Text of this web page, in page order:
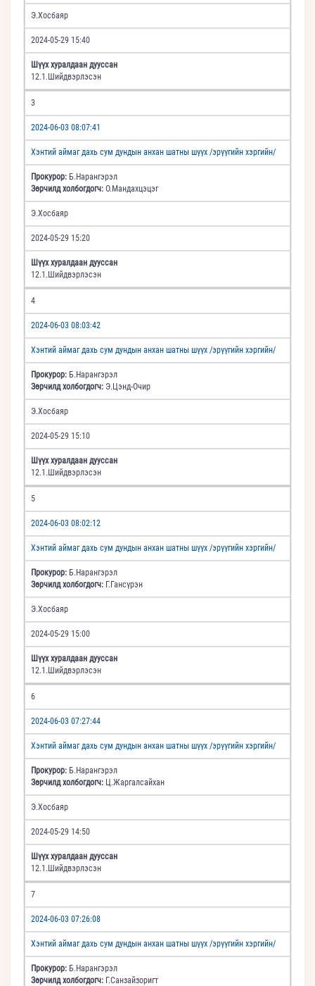
Э.Хосбаяр
2024-05-29 15:40
Шүүх хуралдаан дууссан
12.1.Шийдвэрлэсэн
3
2024-06-03 08:07:41
Хэнтий аймаг дахь сум дундын анхан шатны шүүх /эрүүгийн хэргийн/
Прокурор: Б.Нарангэрэл
Зөрчилд холбогдогч: О.Мандахцэцэг
Э.Хосбаяр
2024-05-29 15:20
Шүүх хуралдаан дууссан
12.1.Шийдвэрлэсэн
4
2024-06-03 08:03:42
Хэнтий аймаг дахь сум дундын анхан шатны шүүх /эрүүгийн хэргийн/
Прокурор: Б.Нарангэрэл
Зөрчилд холбогдогч: Э.Цэнд-Очир
Э.Хосбаяр
2024-05-29 15:10
Шүүх хуралдаан дууссан
12.1.Шийдвэрлэсэн
5
2024-06-03 08:02:12
Хэнтий аймаг дахь сум дундын анхан шатны шүүх /эрүүгийн хэргийн/
Прокурор: Б.Нарангэрэл
Зөрчилд холбогдогч: Г.Гансүрэн
Э.Хосбаяр
2024-05-29 15:00
Шүүх хуралдаан дууссан
12.1.Шийдвэрлэсэн
6
2024-06-03 07:27:44
Хэнтий аймаг дахь сум дундын анхан шатны шүүх /эрүүгийн хэргийн/
Прокурор: Б.Нарангэрэл
Зөрчилд холбогдогч: Ц.Жаргалсайхан
Э.Хосбаяр
2024-05-29 14:50
Шүүх хуралдаан дууссан
12.1.Шийдвэрлэсэн
7
2024-06-03 07:26:08
Хэнтий аймаг дахь сум дундын анхан шатны шүүх /эрүүгийн хэргийн/
Прокурор: Б.Нарангэрэл
Зөрчилд холбогдогч: Г.Санзайзоригт